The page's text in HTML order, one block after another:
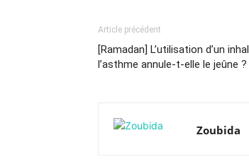
Article précédent
[Ramadan] L’utilisation d’un
l’asthme annule-t-elle le jeûne ?
Zoubida